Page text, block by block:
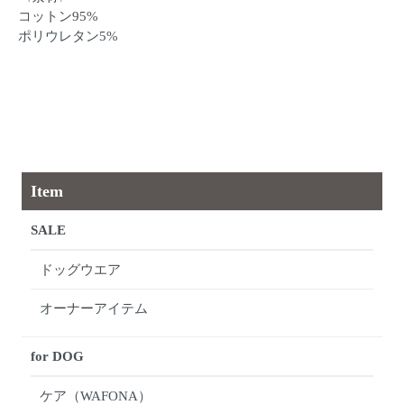
コットン95%
ポリウレタン5%
Item
SALE
ドッグウエア
オーナーアイテム
for DOG
ケア（WAFONA）